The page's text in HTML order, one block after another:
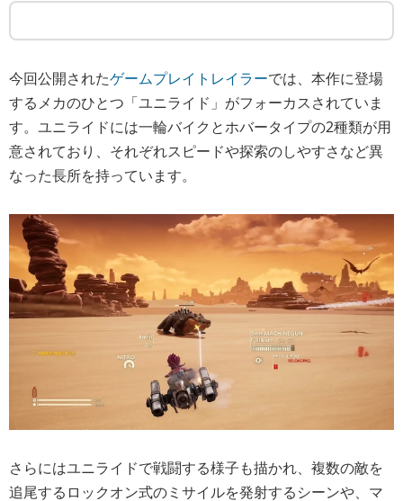
今回公開されたゲームプレイトレイラーでは、本作に登場
するメカのひとつ「ユニライド」がフォーカスされていま
す。ユニライドには一輪バイクとホバータイプの2種類が用
意されており、それぞれスピードや探索のしやすさなど異
なった長所を持っています。
さらにはユニライドで戦闘する様子も描かれ、複数の敵を
追尾するロックオン式のミサイルを発射するシーンや、マ